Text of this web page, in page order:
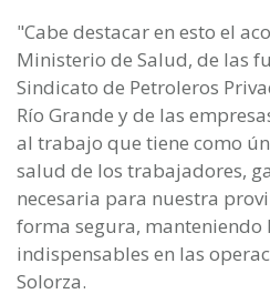
"Cabe destacar en esto el
Ministerio de Salud, de las
Sindicato de Petroleros
Río Grande y de las
al trabajo que tiene como
salud de los trabajadores,
necesaria para nuestra
forma segura, manteniendo
indispensables en las
Solorza.